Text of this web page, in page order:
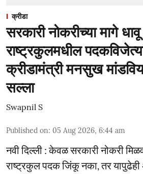
क्रीडा
सरकारी नोकरीच्या मागे
राष्ट्रकुलमधील
क्रीडामंत्री मनसुख
सल्ला
Swapnil S
Published on: 05 Aug 2026, 6:44 am
नवी दिल्ली : केवळ सरकारी नोकरी
राष्ट्रकुल पदक जिंकू नका, तर